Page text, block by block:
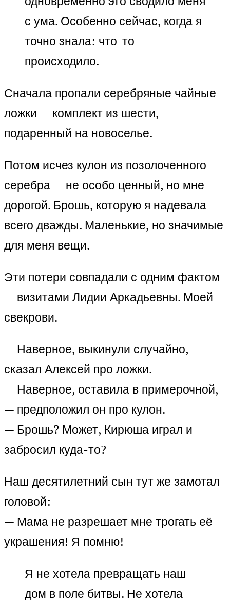
с ума. Особенно сейчас, когда я
точно знала: что-то
происходило.
Сначала пропали серебряные чайные
ложки — комплект из шести,
подаренный на новоселье.
Потом исчез кулон из позолоченного
серебра — не особо ценный, но мне
дорогой. Брошь, которую я надевала
всего дважды. Маленькие, но значимые
для меня вещи.
Эти потери совпадали с одним фактом
— визитами Лидии Аркадьевны. Моей
свекрови.
— Наверное, выкинули случайно, —
сказал Алексей про ложки.
— Наверное, оставила в примерочной,
— предположил он про кулон.
— Брошь? Может, Кирюша играл и
забросил куда-то?
Наш десятилетний сын тут же замотал
головой:
— Мама не разрешает мне трогать её
украшения! Я помню!
Я не хотела превращать наш
дом в поле битвы. Не хотела